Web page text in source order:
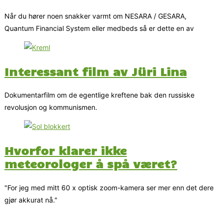
Når du hører noen snakker varmt om NESARA / GESARA,
Quantum Financial System eller medbeds så er dette en av
Interessant film av Jüri Lina
Dokumentarfilm om de egentlige kreftene bak den russiske
revolusjon og kommunismen.
Hvorfor klarer ikke
meteorologer å spå været?
"For jeg med mitt 60 x optisk zoom-kamera ser mer enn det dere
gjør akkurat nå."